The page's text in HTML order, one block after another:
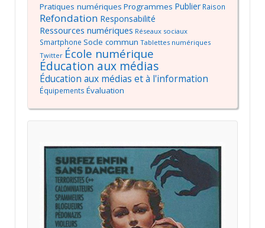
Pratiques numériques Programmes Publier Raison
Refondation Responsabilité
Ressources numériques Réseaux sociaux
Smartphone Socle commun Tablettes numériques
Twitter École numérique
Éducation aux médias
Éducation aux médias et à l'information
Équipements Évaluation